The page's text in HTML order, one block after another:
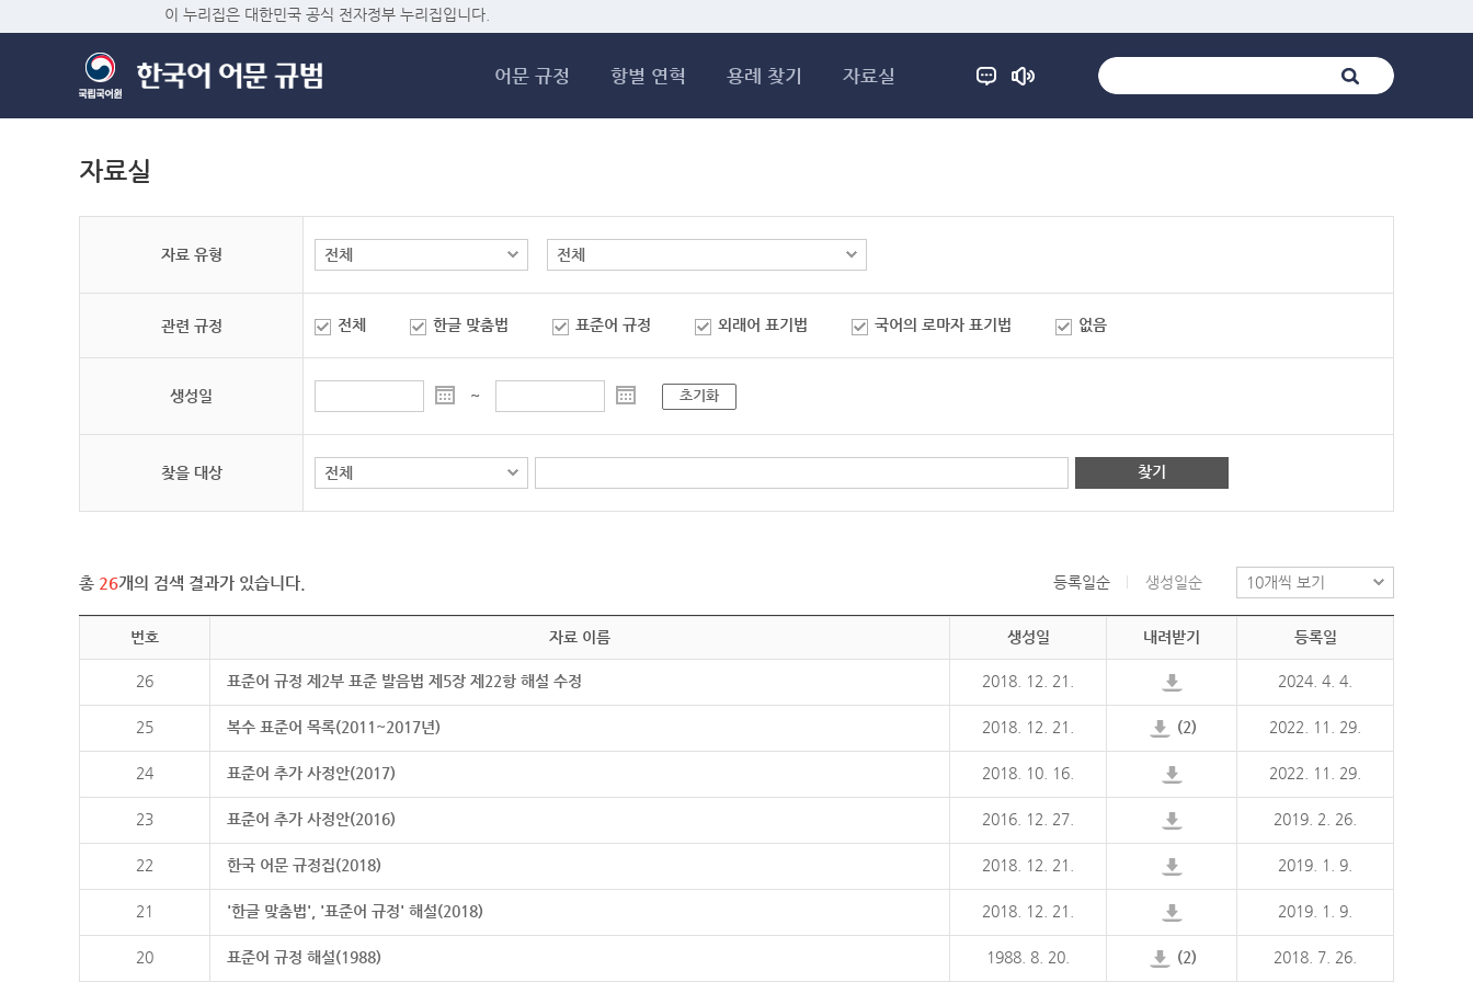
이 누리집은 대한민국 공식 전자정부 누리집입니다.
어문 규정 항별 연혁 용례 찾기 자료실
자료실
자료 유형
관련 규정 전체 한글 맞춤법 표준어 규정 외래어 표기법 국어의 로마자 표기법 없음
생성일 ~ 초기화
찾을 대상 찾기
총 26개의 검색 결과가 있습니다. 등록일순 생성일순
번호 자료 이름 생성일 내려받기 등록일
26 표준어 규정 제2부 표준 발음법 제5장 제22항 해설 수정 2018. 12. 21. 2024. 4. 4.
25 복수 표준어 목록(2011~2017년) 2018. 12. 21. (2) 2022. 11. 29.
24 표준어 추가 사정안(2017) 2018. 10. 16. 2022. 11. 29.
23 표준어 추가 사정안(2016) 2016. 12. 27. 2019. 2. 26.
22 한국 어문 규정집(2018) 2018. 12. 21. 2019. 1. 9.
21 '한글 맞춤법', '표준어 규정' 해설(2018) 2018. 12. 21. 2019. 1. 9.
20 표준어 규정 해설(1988) 1988. 8. 20. (2) 2018. 7. 26.